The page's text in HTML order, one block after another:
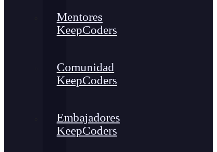
Mentores
KeepCoders
Comunidad
KeepCoders
Embajadores
KeepCoders